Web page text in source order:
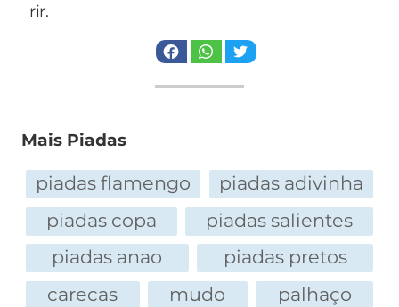
rir.
Mais Piadas
piadas flamengo
piadas adivinha
piadas copa
piadas salientes
piadas anao
piadas pretos
carecas
mudo
palhaço